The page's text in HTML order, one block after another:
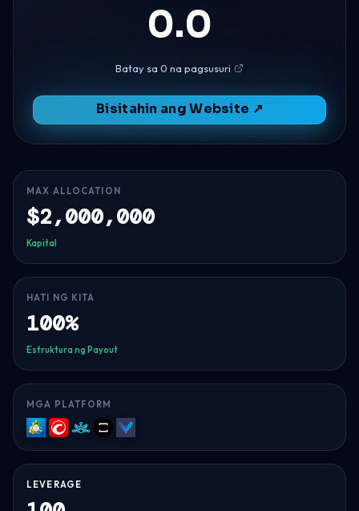
0.0
Batay sa 0 na pagsusuri
Bisitahin ang Website ↗
MAX ALLOCATION
$2,000,000
Kapital
HATI NG KITA
100%
Estruktura ng Payout
MGA PLATFORM
MT5cTrader
Match-
Trader
TradeLocker
Volumetrica
LEVERAGE